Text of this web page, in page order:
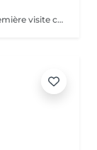
Ce soin est spécialement conçu pour votre première visite chez So’Phy. Il débute par une analyse approfondie de votre peau afin de comprendre ses besoins réels et d’identifier les déséquilibres éventuels. Le soin du visage est ensuite entièrement personnalisé et réalisé exclusivement avec des techniques manuelles, adaptées à votre peau et aux résultats souhaités. Chaque étape est pensée pour rééquilibrer la peau, relancer les fonctions naturelles et offrir un moment de détente profonde. Ce premier rendez-vous vous permet de bénéficier d’un soin ciblé, de conseils personnalisés et d’une prise en charge complète.